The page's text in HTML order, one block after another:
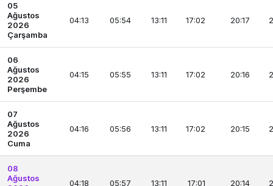
05
Ağustos
2026
Çarşamba
04:13 05:54 13:11 17:02 20:17
06
Ağustos
2026
Perşembe
04:15 05:55 13:11 17:02 20:16
07
Ağustos
2026
Cuma
04:16 05:56 13:11 17:02 20:15
08
Ağustos
04:18 05:57 13:11 17:01 20:14